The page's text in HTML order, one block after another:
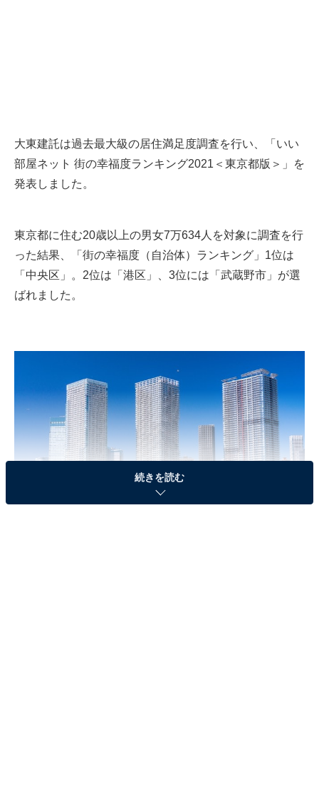
大東建託は過去最大級の居住満足度調査を行い、「いい
部屋ネット 街の幸福度ランキング2021＜東京都版＞」を
発表しました。
東京都に住む20歳以上の男女7万634人を対象に調査を行
った結果、「街の幸福度（自治体）ランキング」1位は
「中央区」。2位は「港区」、3位には「武蔵野市」が選
ばれました。
続きを読む